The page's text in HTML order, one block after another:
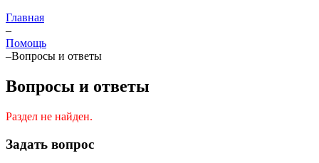
Главная
–
Помощь
–Вопросы и ответы
Вопросы и ответы
Раздел не найден.
Задать вопрос